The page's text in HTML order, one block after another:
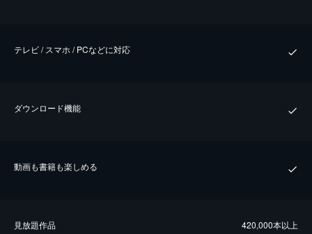
テレビ / スマホ / PCなどに対応
ダウンロード機能
動画も書籍も楽しめる
⾒放題作品 420,000本以上